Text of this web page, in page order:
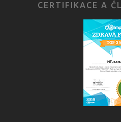
CERTIFIKACE A